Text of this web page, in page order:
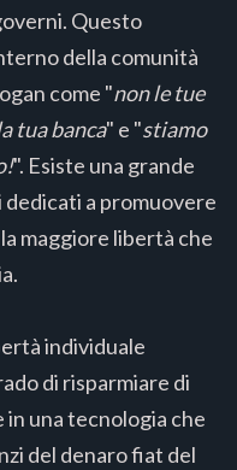
Questo
della comunità
come "non le tue
tua banca" e "stiamo
". Esiste una grande
a promuovere
maggiore libertà che
individuale
di risparmiare di
in una tecnologia che
del denaro fiat del